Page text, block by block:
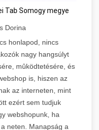
Tab Somogy megye
Dorina
honlapod, nincs
nagy hangsúlyt
mûködtetésére, és
is, hiszen az
az interneten, mint
ezért sem tudjuk
webshopunk, ha
neten. Manapság a